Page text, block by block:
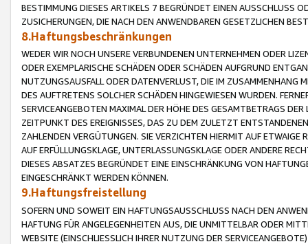
BESTIMMUNG DIESES ARTIKELS 7 BEGRÜNDET EINEN AUSSCHLUSS
ZUSICHERUNGEN, DIE NACH DEN ANWENDBAREN GESETZLICHEN
8.Haftungsbeschränkungen
WEDER WIR NOCH UNSERE VERBUNDENEN UNTERNEHMEN ODER
ODER EXEMPLARISCHE SCHÄDEN ODER SCHÄDEN AUFGRUND
NUTZUNGSAUSFALL ODER DATENVERLUST, DIE IM ZUSAMMENHANG
DES AUFTRETENS SOLCHER SCHÄDEN HINGEWIESEN WURDEN.
SERVICEANGEBOTEN MAXIMAL DER HÖHE DES GESAMTBETRAGS
ZEITPUNKT DES EREIGNISSES, DAS ZU DEM ZULETZT
ZAHLENDEN VERGÜTUNGEN. SIE VERZICHTEN HIERMIT AUF
AUF ERFÜLLUNGSKLAGE, UNTERLASSUNGSKLAGE ODER ANDERE
DIESES ABSATZES BEGRÜNDET EINE EINSCHRÄNKUNG VON
EINGESCHRÄNKT WERDEN KÖNNEN.
9.Haftungsfreistellung
SOFERN UND SOWEIT EIN HAFTUNGSAUSSCHLUSS NACH DEN
HAFTUNG FÜR ANGELEGENHEITEN AUS, DIE UNMITTELBAR ODER
WEBSITE (EINSCHLIESSLICH IHRER NUTZUNG DER